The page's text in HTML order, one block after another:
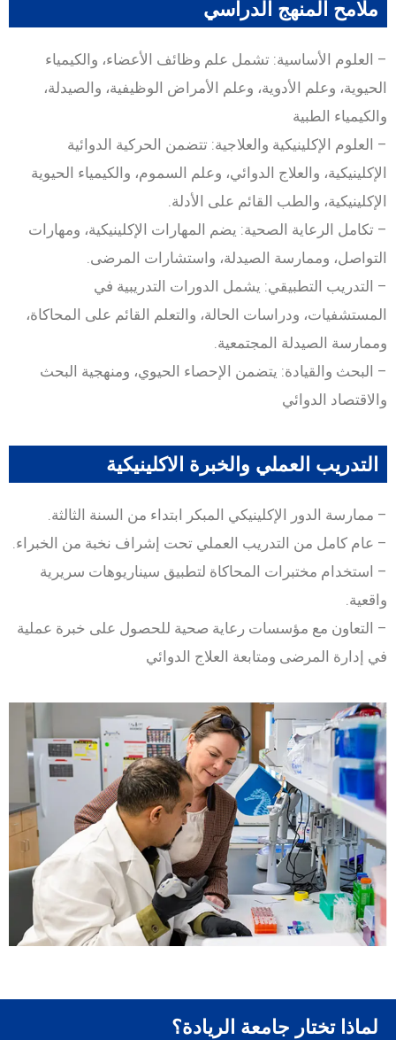
ملامح المنهج الدراسي
– العلوم الأساسية: تشمل علم وظائف الأعضاء، والكيمياء
الحيوية، وعلم الأدوية، وعلم الأمراض الوظيفية، والصيدلة،
والكيمياء الطبية
– العلوم الإكلينيكية والعلاجية: تتضمن الحركية الدوائية
الإكلينيكية، والعلاج الدوائي، وعلم السموم، والكيمياء الحيوية
الإكلينيكية، والطب القائم على الأدلة.
– تكامل الرعاية الصحية: يضم المهارات الإكلينيكية، ومهارات
التواصل، وممارسة الصيدلة، واستشارات المرضى.
– التدريب التطبيقي: يشمل الدورات التدريبية في
المستشفيات، ودراسات الحالة، والتعلم القائم على المحاكاة،
وممارسة الصيدلة المجتمعية.
– البحث والقيادة: يتضمن الإحصاء الحيوي، ومنهجية البحث
والاقتصاد الدوائي
التدريب العملي والخبرة الاكلينيكية
– ممارسة الدور الإكلينيكي المبكر ابتداء من السنة الثالثة.
– عام كامل من التدريب العملي تحت إشراف نخبة من الخبراء.
– استخدام مختبرات المحاكاة لتطبيق سيناريوهات سريرية
واقعية.
– التعاون مع مؤسسات رعاية صحية للحصول على خبرة عملية
في إدارة المرضى ومتابعة العلاج الدوائي
لماذا تختار جامعة الريادة؟